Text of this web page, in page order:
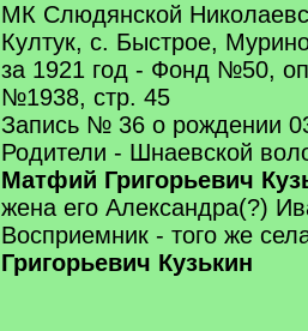
МК Слюдянской
Култук, с. Быстрое,
за 1921 год - Фонд №50,
№1938, стр. 45
Запись № 36 о рождении
Родители - Шнаевской
Матфий Григорьевич
жена его Александра(?)
Восприемник - того же
Григорьевич Кузькин